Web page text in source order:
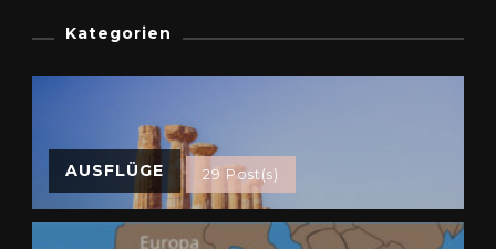
Kategorien
AUSFLÜGE 29 Post(s)